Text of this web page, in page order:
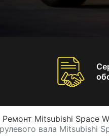
Ремонт Mitsubishi Space
вала Mitsubishi